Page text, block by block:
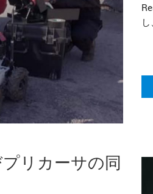
リカーサの同